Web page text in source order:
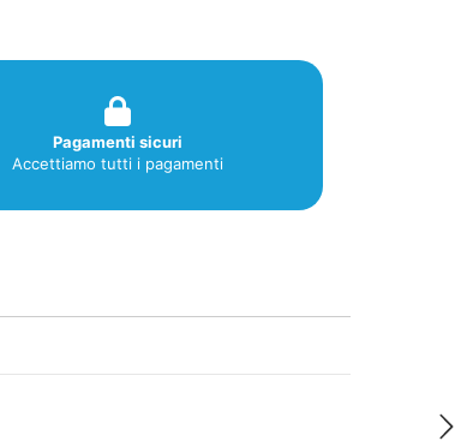
Pagamenti sicuri
Accettiamo tutti i pagamenti